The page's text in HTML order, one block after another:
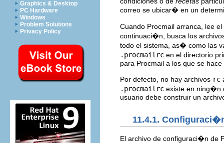
Graphics & Desktop
PC Hardware
Windows
Problem Solutions
Privacy Policy
correo se ubicar� en un
Cuando Procmail arranca, lee
continuaci�n, busca los
todo el sistema, as� como las
.procmailrc en el directorio
para Procmail a los que se
Por defecto, no hay archivos rc
.procmailrc existe en ning�n
usuario debe construir un
11.4.1.
El archivo de configuraci�n de